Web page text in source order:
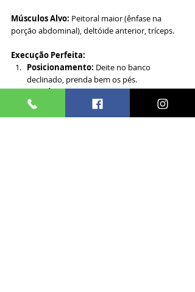
Músculos Alvo: Peitoral maior (ênfase na
porção abdominal), deltóide anterior, tríceps.
Execução Perfeita:
Posicionamento: Deite no banco
declinado, prenda bem os pés.
Pegada: Similar ao supino reto,
ligeiramente mais larga que os ombros.
Descida: Desça a barra até a parte inferior